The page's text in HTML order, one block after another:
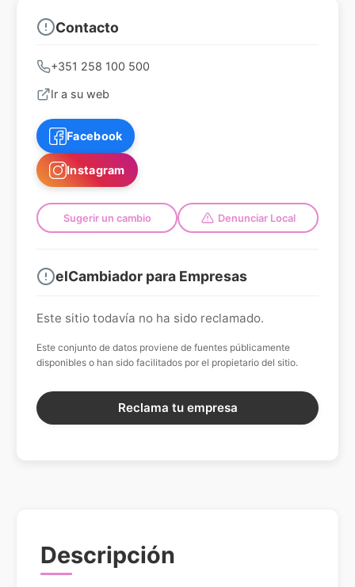
Contacto
+351 258 100 500
Ir a su web
Facebook
Instagram
Sugerir un cambio Denunciar Local
elCambiador para Empresas
Este sitio todavía no ha sido reclamado.
Este conjunto de datos proviene de fuentes públicamente
disponibles o han sido facilitados por el propietario del sitio.
Reclama tu empresa
Descripción